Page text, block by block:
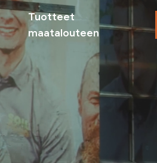
Tuotteet
maatalouteen